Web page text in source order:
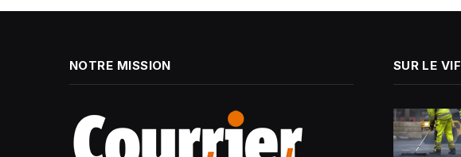
NOTRE MISSION SUR LE VIF